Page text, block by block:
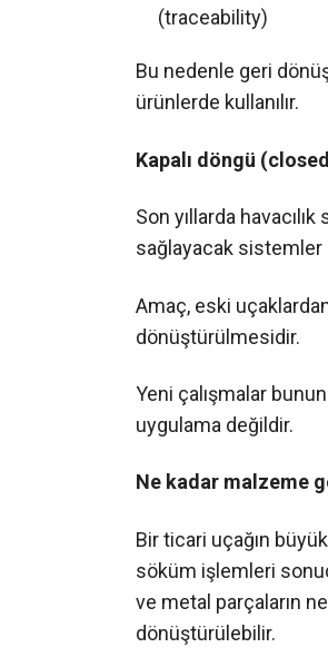
(traceability)
Bu nedenle geri
ürünlerde kullanılır.
Kapalı döngü
Son yıllarda
sağlayacak sistemler
Amaç, eski
dönüştürülmesidir.
Yeni çalışmalar
uygulama değildir.
Ne kadar malzeme
Bir ticari uçağın
söküm işlemleri
ve metal parçaların
dönüştürülebilir.